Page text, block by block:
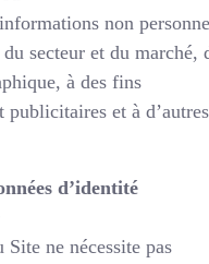
non
secteur et du marché,
à des fins
publicitaires et à
d’identité
ne nécessite pas